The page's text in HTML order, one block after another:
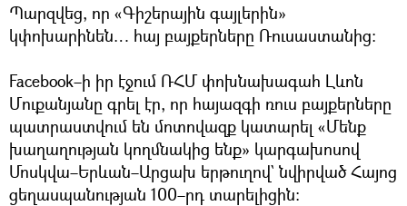
Պարզվեց, որ «Գիշերային գայլերին»
կփոխարինեն… հայ բայքերները Ռուսաստանից։
Facebook–ի իր էջում ՌՀՄ փոխնախագահ Լևոն
Մուքանյանը գրել էր, որ հայազգի ռուս բայքերները
պատրաստվում են մոտովազք կատարել «Մենք
խաղաղության կողմնակից ենք» կարգախոսով
Մոսկվա–Երևան–Արցախ երթուղով` նվիրված Հայոց
ցեղասպանության 100–րդ տարելիցին։